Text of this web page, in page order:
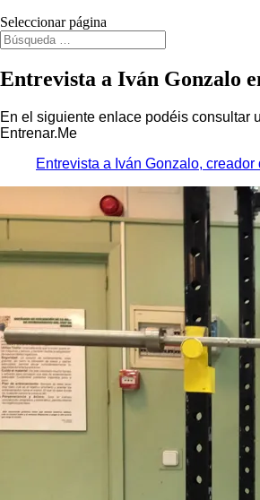
Seleccionar página
Entrevista a Iván Gonzalo
En el siguiente enlace podéis consultar
Entrenar.Me
Entrevista a Iván Gonzalo,